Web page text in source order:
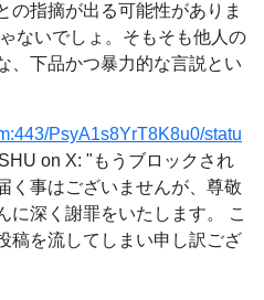
の指摘が出る可能性がありま
ないでしょ。そもそも他人の
、下品かつ暴力的な言説とい
PsyA1s8YrT8K8u0/statu
on X: "もうブロックされ
く事はございませんが、尊敬
に深く謝罪をいたします。 こ
稿を流してしまい申し訳ござ